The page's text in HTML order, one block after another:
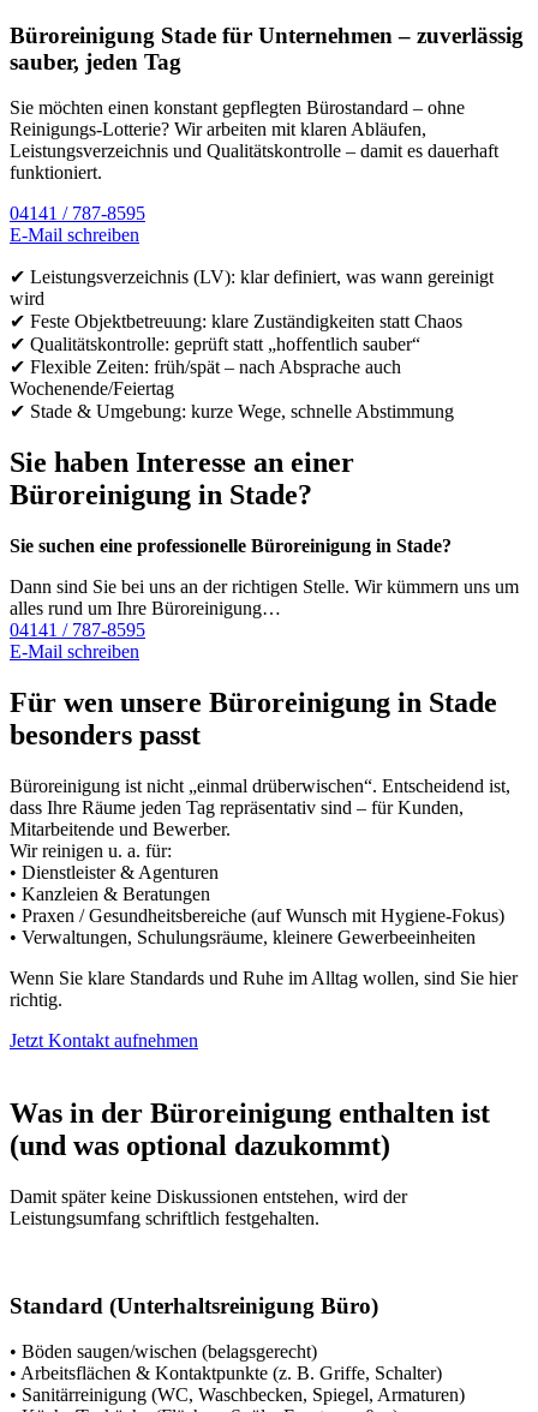
Büroreinigung Stade für Unternehmen – zuverlässig
sauber, jeden Tag
Sie möchten einen konstant gepflegten Bürostandard – ohne
Reinigungs-Lotterie? Wir arbeiten mit klaren Abläufen,
Leistungsverzeichnis und Qualitätskontrolle – damit es dauerhaft
funktioniert.
04141 / 787-8595
E-Mail schreiben
✔ Leistungsverzeichnis (LV): klar definiert, was wann gereinigt
wird
✔ Feste Objektbetreuung: klare Zuständigkeiten statt Chaos
✔ Qualitätskontrolle: geprüft statt „hoffentlich sauber“
✔ Flexible Zeiten: früh/spät – nach Absprache auch
Wochenende/Feiertag
✔ Stade & Umgebung: kurze Wege, schnelle Abstimmung
Sie haben Interesse an einer
Büroreinigung in Stade?
Sie suchen eine professionelle Büroreinigung in Stade?
Dann sind Sie bei uns an der richtigen Stelle. Wir kümmern uns um
alles rund um Ihre Büroreinigung…
04141 / 787-8595
E-Mail schreiben
Für wen unsere Büroreinigung in Stade
besonders passt
Büroreinigung ist nicht „einmal drüberwischen“. Entscheidend ist,
dass Ihre Räume jeden Tag repräsentativ sind – für Kunden,
Mitarbeitende und Bewerber.
Wir reinigen u. a. für:
• Dienstleister & Agenturen
• Kanzleien & Beratungen
• Praxen / Gesundheitsbereiche (auf Wunsch mit Hygiene-Fokus)
• Verwaltungen, Schulungsräume, kleinere Gewerbeeinheiten
Wenn Sie klare Standards und Ruhe im Alltag wollen, sind Sie hier
richtig.
Jetzt Kontakt aufnehmen
Was in der Büroreinigung enthalten ist
(und was optional dazukommt)
Damit später keine Diskussionen entstehen, wird der
Leistungsumfang schriftlich festgehalten.
Standard (Unterhaltsreinigung Büro)
• Böden saugen/wischen (belagsgerecht)
• Arbeitsflächen & Kontaktpunkte (z. B. Griffe, Schalter)
• Sanitärreinigung (WC, Waschbecken, Spiegel, Armaturen)